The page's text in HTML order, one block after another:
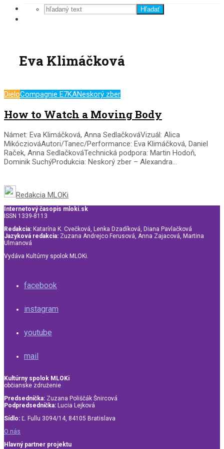
Hľadať
Eva Klimáčková
DieloCompagnie E7KANeskorý zber
How to Watch a Moving Body
Námet: Eva Klimáčková, Anna SedlačkováVizuál: Alica
MikócziováAutori/Tanec/Performance: Eva Klimáčková, Daniel
Raček, Anna SedlačkováTechnická podpora: Martin Hodoň,
Dominik SuchýProdukcia: Neskorý zber – Alexandra...
Redakcia MLOKi
Internetový časopis mloki.sk
ISSN 1339-8113
Redakcia: Katarína K. Cvečková, Lenka Dzadíková, Diana Pavlačková
Jazyková redakcia: Zuzana Andrejco Ferusová, Anna Zajacová, Martina
Ulmanová
Vydáva Kultúrny spolok MLOKi.
facebook
instagram
youtube
mail
Kultúrny spolok MLOKi
občianske združenie
Predsedníčka: Zuzana Poliščák Šnircová
Podpredsedníčka: Lucia Lejková
Sídlo: Ľ. Fullu 3094/14, 84105 Bratislava
O nás
Hlavný partner projektu